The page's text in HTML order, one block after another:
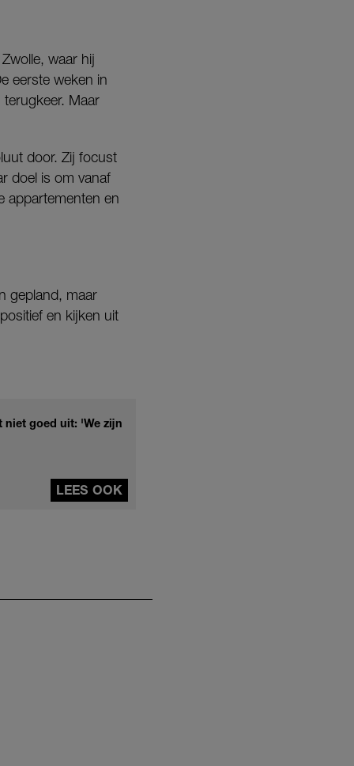
waar hij
eerste weken in
Maar
door. Zij focust
doel is om vanaf
appartementen en
gepland, maar
en kijken uit
niet goed uit: 'We zijn
LEES OOK